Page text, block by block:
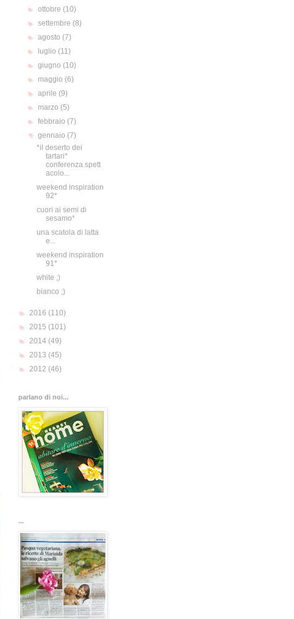
►ottobre (10)
►settembre (8)
►agosto (7)
►
luglio (11)
►giugno (10)
► maggio (6)
►aprile (9)
► marzo (5)
►febbraio (7)
▼gennaio (7)
*il deserto dei
tartari*
conferenza.spett
acolo...
weekend inspiration
92*
cuori ai semi di
sesamo*
una scatola di latta
e...
weekend inspiration
91*
white ;)
bianco ;)
► 2016 (110)
► 2015 (101)
► 2014 (49)
► 2013 (45)
► 2012 (46)
parlano di noi...
...